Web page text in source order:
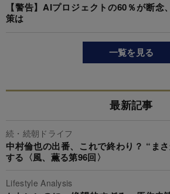
【警告】AIプロジェクトの60％が断
策は
一覧を見る
最新記事
続・続朝ドライフ
中村倫也の出番、これで終わり？ “ま
する〈風、薫る第96回〉
Lifestyle Analysis